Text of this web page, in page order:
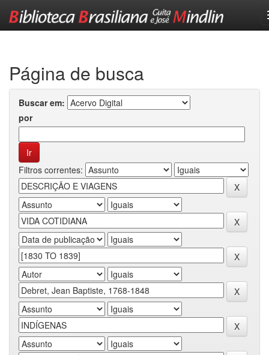
Página de busca
Buscar em:
por
Filtros correntes: